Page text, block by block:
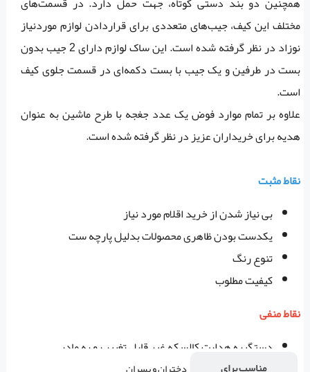
مختلف این کیف،‌ جیب‌های متعددی برای قراردادن لوازم موردنیاز
نوزاد در نظر گرفته شده است. این ساک لوازم دارای 2 جیب بدون
بست در طرفین و یک جیب با بست دکمه‌ای در قسمت جلوی کیف
است.
علاوه بر تمام موارد فوض یک عدد جغجه با طرح ماشین به عنوان
هدیه برای خریداران عزیز در نظر گرفته شده است.
نقاط مثبت
بی نیاز شدن از خرید اقلام مورد نیاز
یکدست بودن ظاهری محصولات بدلیل پارچه ست
تنوع رنگ
کیفیت مطلوب
نقاط منفی
دستگیره هدایت کالسکه غیر قابل تغییر رو به مادر